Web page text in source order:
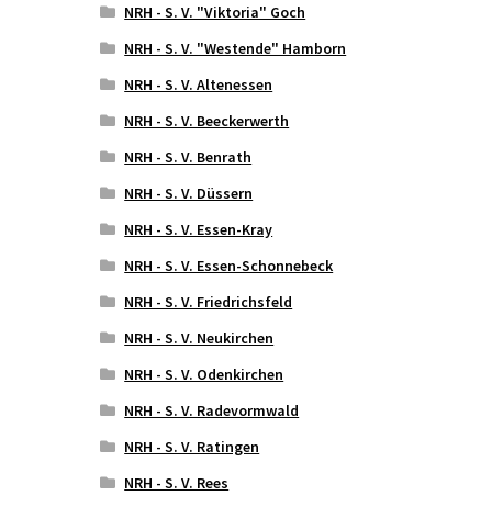
NRH - S. V. "Viktoria" Goch
NRH - S. V. "Westende" Hamborn
NRH - S. V. Altenessen
NRH - S. V. Beeckerwerth
NRH - S. V. Benrath
NRH - S. V. Düssern
NRH - S. V. Essen-Kray
NRH - S. V. Essen-Schonnebeck
NRH - S. V. Friedrichsfeld
NRH - S. V. Neukirchen
NRH - S. V. Odenkirchen
NRH - S. V. Radevormwald
NRH - S. V. Ratingen
NRH - S. V. Rees